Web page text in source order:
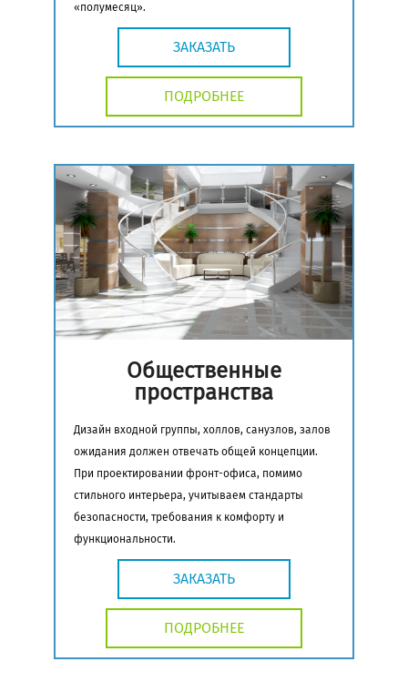
«полумесяц».
ЗАКАЗАТЬ
ПОДРОБНЕЕ
Общественные
пространства
Дизайн входной группы, холлов, санузлов, залов
ожидания должен отвечать общей концепции.
При проектировании фронт-офиса, помимо
стильного интерьера, учитываем стандарты
безопасности, требования к комфорту и
функциональности.
ЗАКАЗАТЬ
ПОДРОБНЕЕ